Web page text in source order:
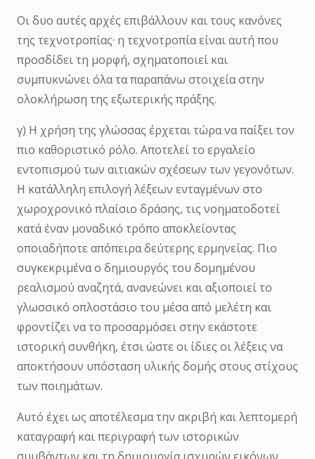
Οι δυο αυτές αρχές επιβάλλουν και τους κανόνες
της τεχνοτροπίας· η τεχνοτροπία είναι αυτή που
προσδίδει τη μορφή, σχηματοποιεί και
συμπυκνώνει όλα τα παραπάνω στοιχεία στην
ολοκλήρωση της εξωτερικής πράξης.
γ) Η χρήση της γλώσσας έρχεται τώρα να παίξει τον
πιο καθοριστικό ρόλο. Αποτελεί το εργαλείο
εντοπισμού των αιτιακών σχέσεων των γεγονότων.
Η κατάλληλη επιλογή λέξεων ενταγμένων στο
χωροχρονικό πλαίσιο δράσης, τις νοηματοδοτεί
κατά έναν μοναδικό τρόπο αποκλείοντας
οποιαδήποτε απόπειρα δεύτερης ερμηνείας. Πιο
συγκεκριμένα ο δημιουργός του δομημένου
ρεαλισμού αναζητά, ανανεώνει και αξιοποιεί το
γλωσσικό οπλοστάσιο του μέσα από μελέτη και
φροντίζει να το προσαρμόσει στην εκάστοτε
ιστορική συνθήκη, έτσι ώστε οι ίδιες οι λέξεις να
αποκτήσουν υπόσταση υλικής δομής στους στίχους
των ποιημάτων.
Αυτό έχει ως αποτέλεσμα την ακριβή και λεπτομερή
καταγραφή και περιγραφή των ιστορικών